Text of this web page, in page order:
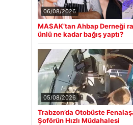
06/08/2026
MASAK’tan Ahbap Derneği
ünlü ne kadar bağış yaptı?
05/08/2026
Trabzon’da Otobüste
Şoförün Hızlı Müdahalesi